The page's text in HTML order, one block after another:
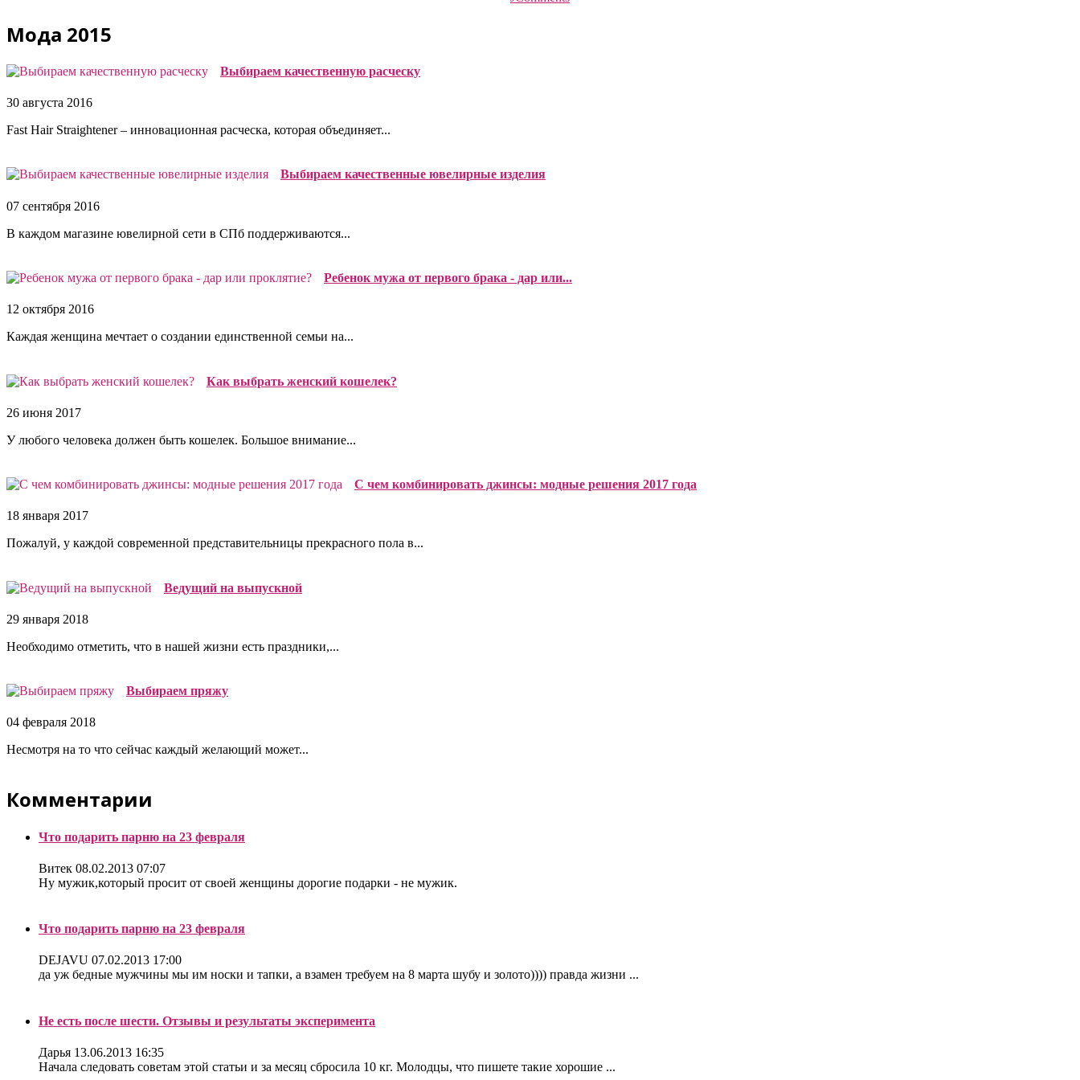
Мода 2015
Выбираем качественную расческу
30 августа 2016
Fast Hair Straightener – инновационная расческа, которая объединяет...
Выбираем качественные ювелирные изделия
07 сентября 2016
В каждом магазине ювелирной сети в СПб поддерживаются...
Ребенок мужа от первого брака - дар или...
12 октября 2016
Каждая женщина мечтает о создании единственной семьи на...
Как выбрать женский кошелек?
26 июня 2017
У любого человека должен быть кошелек. Большое внимание...
С чем комбинировать джинсы: модные решения 2017 года
18 января 2017
Пожалуй, у каждой современной представительницы прекрасного пола в...
Ведущий на выпускной
29 января 2018
Необходимо отметить, что в нашей жизни есть праздники,...
Выбираем пряжу
04 февраля 2018
Несмотря на то что сейчас каждый желающий может...
Комментарии
Что подарить парню на 23 февраля
Витек 08.02.2013 07:07
Ну мужик,который просит от своей женщины дорогие подарки - не мужик.
Что подарить парню на 23 февраля
DEJAVU 07.02.2013 17:00
да уж бедные мужчины мы им носки и тапки, а взамен требуем на 8 марта шубу и золото)))) правда жизни ...
Не есть после шести. Отзывы и результаты эксперимента
Дарья 13.06.2013 16:35
Начала следовать советам этой статьи и за месяц сбросила 10 кг. Молодцы, что пишете такие хорошие ...